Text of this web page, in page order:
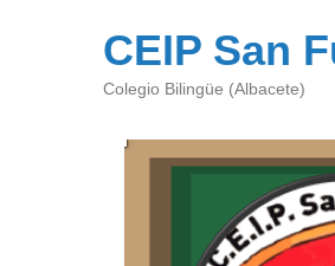
CEIP San
Colegio Bilingüe (Albacete)